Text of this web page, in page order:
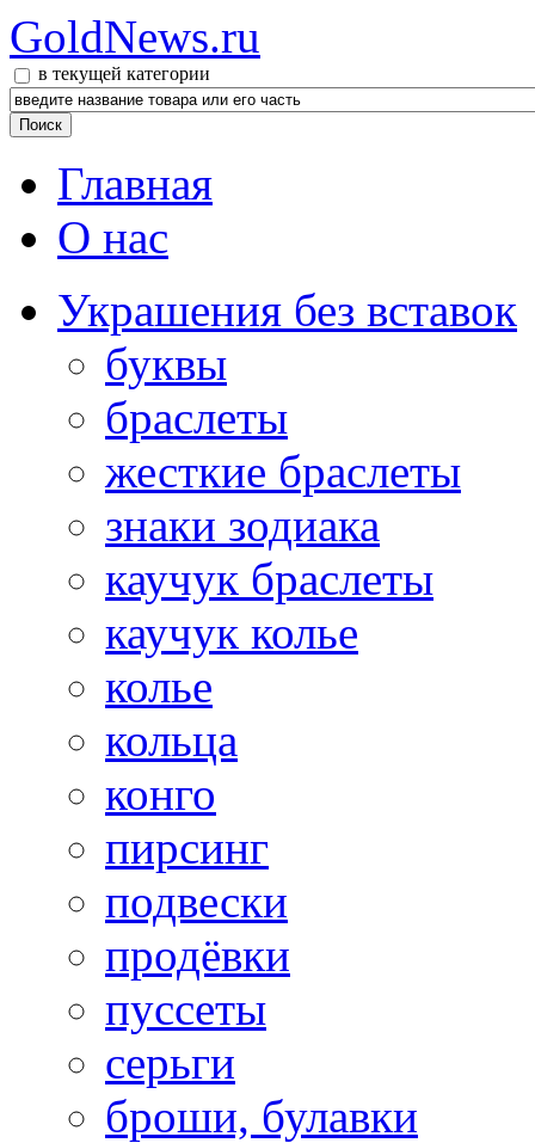
GoldNews.ru
в текущей категории
Главная
О нас
Украшения без вставок
буквы
браслеты
жесткие браслеты
знаки зодиака
каучук браслеты
каучук колье
колье
кольца
конго
пирсинг
подвески
продёвки
пуссеты
серьги
броши, булавки